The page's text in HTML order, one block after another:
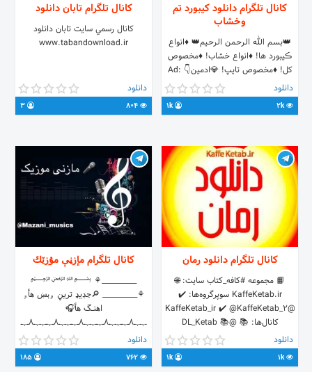
کانال تلگرام دانلود کیبورد تم
وخشاب
👑بسـم الله الـرحـمن الـرحـیم👑 ♦️انواع
ڪیبورد ها! ♦️انواع خشاب! ♦️مخصوص
کل! ♦️مخصوص تایپ! 💎ادمین👇 Ad:
@Milad_azamibot
دانلود
2k
1k
کانال تلگرام تابان دانلود
كانال رسمي سايت تابان دانلود
www.tabandownload.ir
دانلود
کانال تلگرام دانلود رمان
📙 مجموعه #کافه_کتاب سایت: 🌐
KaffeKetab.ir سوپرگروه‌ها: ✔️
@KaffeKetab_ir ✔️ @KaffeKetab_2
کانال‌ها: 📚 @DL_Ketab 📚
@DL_Novel ☕ @TarikhBook
اینستاگرام: 🆔
Instagr.am/KaffeKetab.ir سفارش
دانلود
1k
1k
کانال تلگرام مإزڼې مۇزێك
__________⚘ ﷽
⚘__________ 🔎ڃڍيډ تريڼ ۄېښ ھأۅ
اھنـــگ ھأ🎧
ـہـہــ۸ــہـــہـہــ۸ــہـــہـہــ۸ــہـــہـہــ۸ــہـــہـہــ۸ــہــ
📌مدیریت:@Abas721
09304285927☎
◤▬▭▬▭▬▭▬▭▬▭▬◥
دانلود